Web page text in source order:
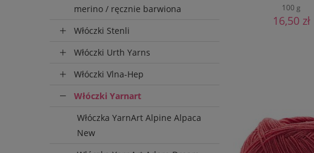
merino / ręcznie barwiona
Włóczki Stenli
Włóczki Urth Yarns
Włóczki Vlna-Hep
Włóczki Yarnart
Włóczka YarnArt Alpine Alpaca
New
100 g
16,50 zł